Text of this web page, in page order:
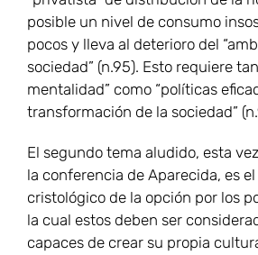
posible un nivel de consumo
pocos y lleva al deterioro del
sociedad” (n.95). Esto requiere
mentalidad” como “políticas
transformación de la sociedad”
El segundo tema aludido, esta
la conferencia de Aparecida, es
cristológico de la opción por los
la cual estos deben ser
capaces de crear su propia